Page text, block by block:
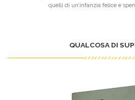
quelli di un’infanzia felice e
QUALCOSA DI